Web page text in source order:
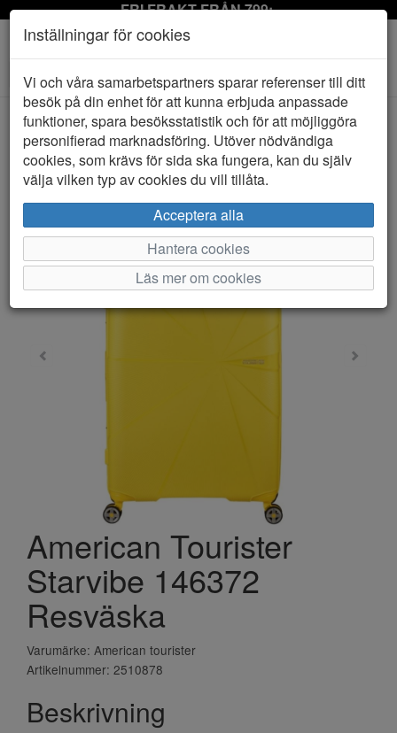
FRI FRAKT FRÅN 799:-
Toggle
navigation
HEM AMERICAN TOURISTER
American Tourister
Starvibe 146372
Resväska
Varumärke: American tourister
Artikelnummer: 2510878
Beskrivning
Inställningar för cookies
Vi och våra samarbetspartners sparar referenser till ditt
besök på din enhet för att kunna erbjuda anpassade
funktioner, spara besöksstatistik och för att möjliggöra
personifierad marknadsföring. Utöver nödvändiga
cookies, som krävs för sida ska fungera, kan du själv
välja vilken typ av cookies du vill tillåta.
Acceptera alla
Hantera cookies
Läs mer om cookies